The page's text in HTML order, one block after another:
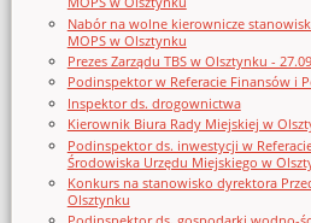
Nabór na wolne kierownicze
MOPS w Olsztynku
Prezes Zarządu TBS w Olsztynku -
Podinspektor w Referacie Finansów i
Inspektor ds. drogownictwa
Kierownik Biura Rady Miejskiej w
Podinspektor ds. inwestycji w
Środowiska Urzędu Miejskiego w
Konkurs na stanowisko dyrektora
Olsztynku